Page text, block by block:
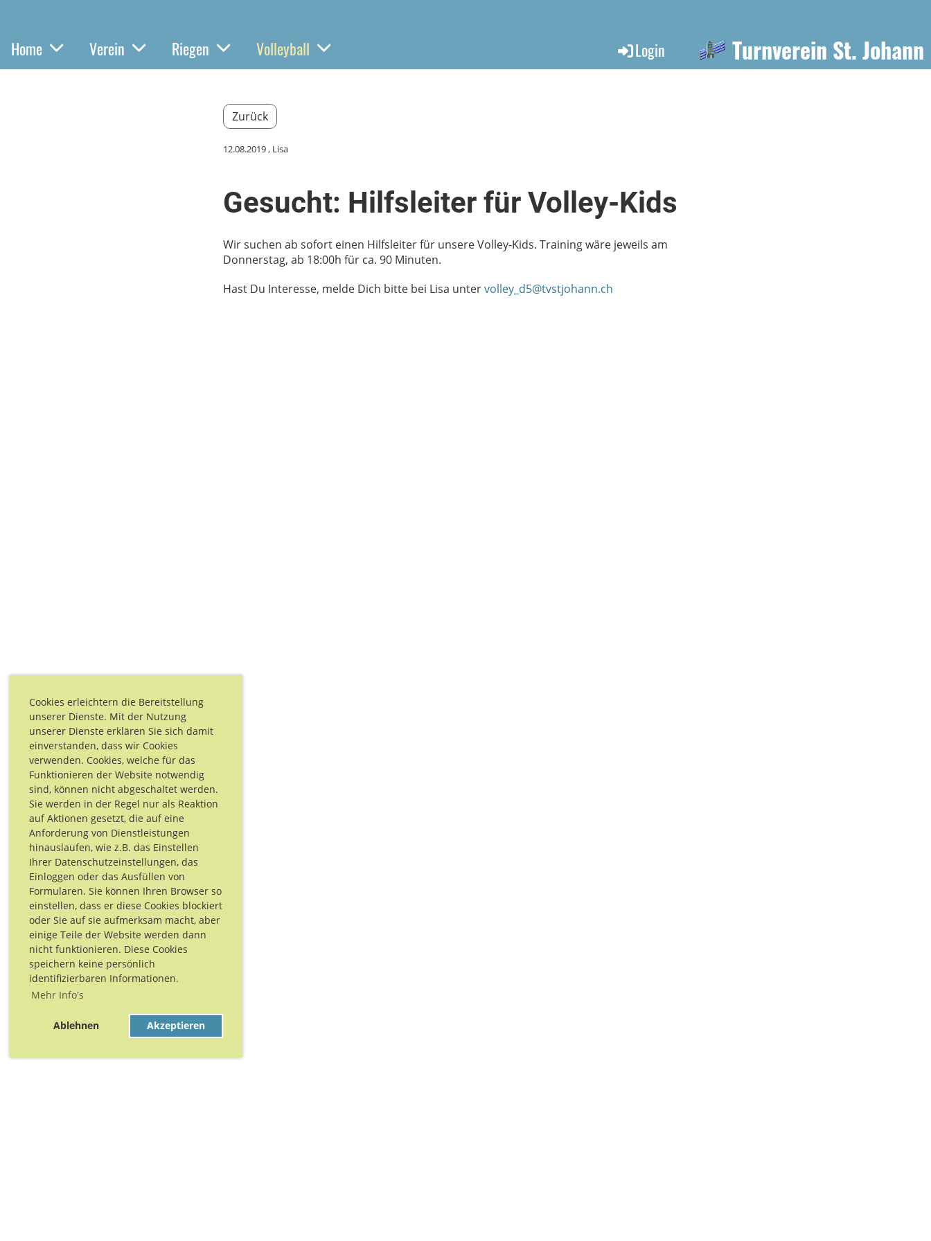
Cookies erleichtern die Bereitstellung
unserer Dienste. Mit der Nutzung
unserer Dienste erklären Sie sich damit
einverstanden, dass wir Cookies
verwenden. Cookies, welche für das
Funktionieren der Website notwendig
sind, können nicht abgeschaltet werden.
Sie werden in der Regel nur als Reaktion
auf Aktionen gesetzt, die auf eine
Anforderung von Dienstleistungen
hinauslaufen, wie z.B. das Einstellen
Ihrer Datenschutzeinstellungen, das
Einloggen oder das Ausfüllen von
Formularen. Sie können Ihren Browser so
einstellen, dass er diese Cookies blockiert
oder Sie auf sie aufmerksam macht, aber
einige Teile der Website werden dann
nicht funktionieren. Diese Cookies
speichern keine persönlich
identifizierbaren Informationen.
Mehr Info's
Ablehnen Akzeptieren
Home Verein Riegen Volleyball Login Turnverein St. Johann
Zurück
12.08.2019, Lisa
Gesucht: Hilfsleiter für Volley-Kids
Wir suchen ab sofort einen Hilfsleiter für unsere Volley-Kids. Training wäre jeweils am
Donnerstag, ab 18:00h für ca. 90 Minuten.
Hast Du Interesse, melde Dich bitte bei Lisa untervolley_d5@tvstjohann.ch